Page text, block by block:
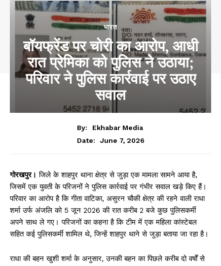
भारत
बॉयफ्रेंड पर चोरी का आरोप, आधी
रात प्रेमिका को पुलिस ने उठाया;
परिवार ने पुलिस कार्रवाई पर उठाए
सवाल
By:
Ekhabar Media
Date:
June 7, 2026
गोरखपुर। जिले के शाहपुर थाना क्षेत्र से जुड़ा एक मामला सामने आया है,
जिसमें एक युवती के परिजनों ने पुलिस कार्रवाई पर गंभीर सवाल खड़े किए हैं।
परिवार का आरोप है कि गीता वाटिका, असुरन चौकी क्षेत्र की रहने वाली राधा
शर्मा उर्फ अंजलि को 5 जून 2026 की रात करीब 2 बजे कुछ पुलिसकर्मी
अपने साथ ले गए। परिजनों का कहना है कि टीम में एक महिला कांस्टेबल
सहित कई पुलिसकर्मी शामिल थे, जिन्हें शाहपुर थाने से जुड़ा बताया जा रहा है।
राधा की बहन खुशी शर्मा के अनुसार, उनकी बहन का पिछले करीब दो वर्षों से